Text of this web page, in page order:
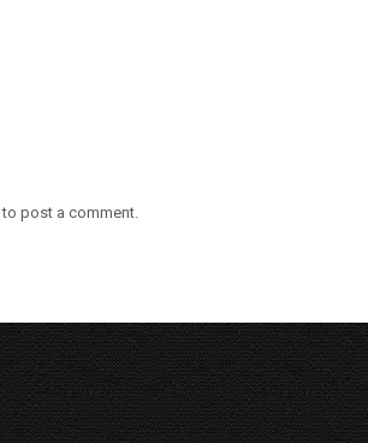
to post a comment.